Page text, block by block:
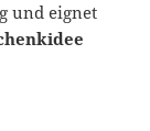
und eignet
– schnell,